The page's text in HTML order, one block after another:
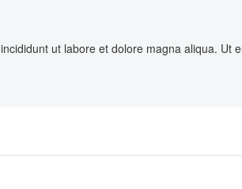
ut labore et dolore magna aliqua. Ut